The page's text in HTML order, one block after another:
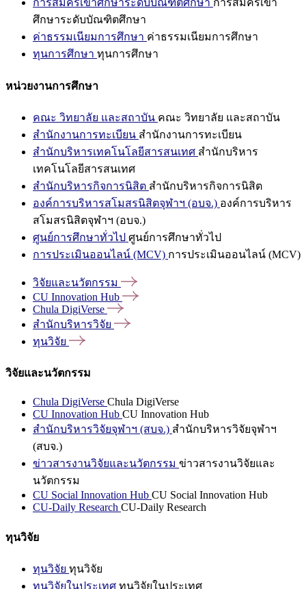
การสมัครเข้าศึกษาระดับบัณฑิตศึกษา การสมัครเข้า
ศึกษาระดับบัณฑิตศึกษา
ค่าธรรมเนียมการศึกษา ค่าธรรมเนียมการศึกษา
ทุนการศึกษา ทุนการศึกษา
หน่วยงานการศึกษา
คณะ วิทยาลัย และสถาบัน คณะ วิทยาลัย และสถาบัน
สำนักงานการทะเบียน สำนักงานการทะเบียน
สำนักบริหารเทคโนโลยีสารสนเทศ สำนักบริหาร
เทคโนโลยีสารสนเทศ
สำนักบริหารกิจการนิสิต สำนักบริหารกิจการนิสิต
องค์การบริหารสโมสรนิสิตจุฬาฯ (อบจ.) องค์การบริหาร
สโมสรนิสิตจุฬาฯ (อบจ.)
ศูนย์การศึกษาทั่วไป ศูนย์การศึกษาทั่วไป
การประเมินออนไลน์ (MCV) การประเมินออนไลน์ (MCV)
วิจัยและนวัตกรรม
CU Innovation Hub
Chula DigiVerse
สำนักบริหารวิจัย
ทุนวิจัย
วิจัยและนวัตกรรม
Chula DigiVerse Chula DigiVerse
CU Innovation Hub CU Innovation Hub
สำนักบริหารวิจัยจุฬาฯ (สบจ.) สำนักบริหารวิจัยจุฬาฯ
(สบจ.)
ข่าวสารงานวิจัยและนวัตกรรม ข่าวสารงานวิจัยและ
นวัตกรรม
CU Social Innovation Hub CU Social Innovation Hub
CU-Daily Research CU-Daily Research
ทุนวิจัย
ทุนวิจัย ทุนวิจัย
ทุนวิจัยในประเทศ ทุนวิจัยในประเทศ